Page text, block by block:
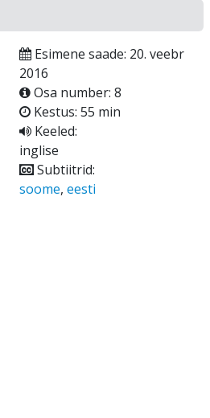
Esimene saade: 20. veebr
2016
Osa number: 8
Kestus: 55 min
Keeled:
inglise
Subtiitrid:
soome, eesti